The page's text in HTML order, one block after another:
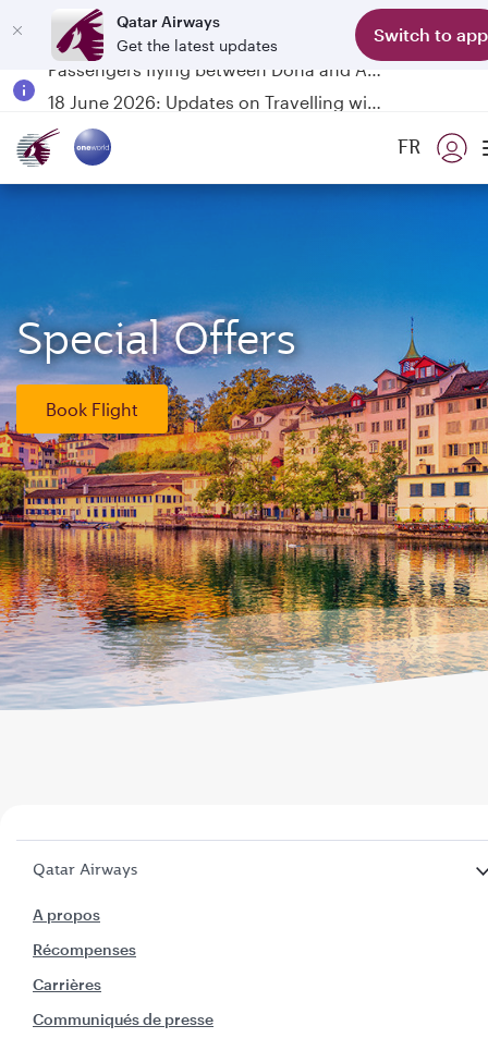
Qatar Airways
Get the latest updates
Switch to app
Passengers flying between Doha and Auckland on QR914 and QR915
FR
Special Offers
Book Flight
Qatar Airways
A propos
Récompenses
Carrières
Communiqués de presse